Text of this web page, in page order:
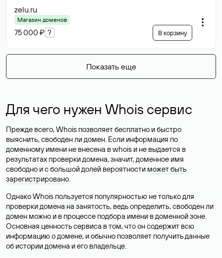
zelu.ru
Магазин доменов
75 000 ₽ ? В корзину
Показать еще
Для чего нужен Whois сервис
Прежде всего, Whois позволяет бесплатно и быстро
выяснить, свободен ли домен. Если информация по
доменному имени не внесена в whois и не выдается в
результатах проверки домена, значит, доменное имя
свободно и с большой долей вероятности может быть
зарегистрировано.
Однако Whois пользуется популярностью не только для
проверки домена на занятость, ведь определить, свободен ли
домен можно и в процессе подбора имени в доменной зоне.
Основная ценность сервиса в том, что он содержит всю
информацию о домене, и обычно позволяет получить данные
об истории домена и его владельце.